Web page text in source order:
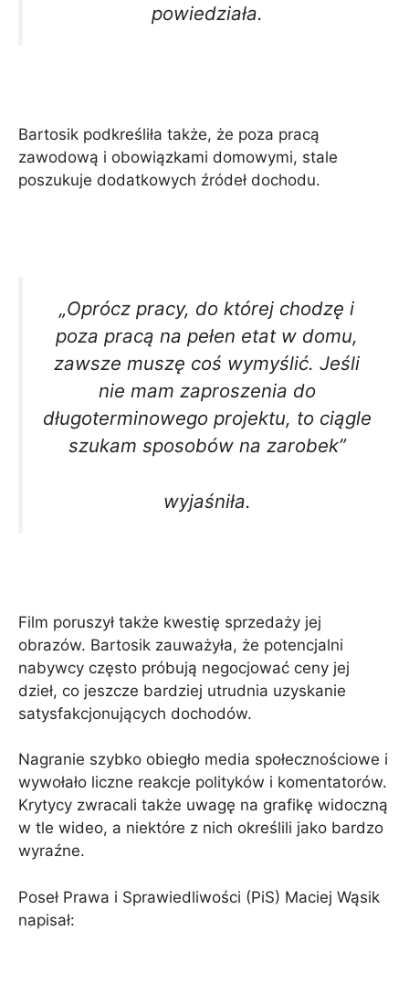
powiedziała.
Bartosik podkreśliła także, że poza pracą
zawodową i obowiązkami domowymi, stale
poszukuje dodatkowych źródeł dochodu.
„Oprócz pracy, do której chodzę i
poza pracą na pełen etat w domu,
zawsze muszę coś wymyślić. Jeśli
nie mam zaproszenia do
długoterminowego projektu, to ciągle
szukam sposobów na zarobek”
wyjaśniła.
Film poruszył także kwestię sprzedaży jej
obrazów. Bartosik zauważyła, że ​​potencjalni
nabywcy często próbują negocjować ceny jej
dzieł, co jeszcze bardziej utrudnia uzyskanie
satysfakcjonujących dochodów.
Nagranie szybko obiegło media społecznościowe i
wywołało liczne reakcje polityków i komentatorów.
Krytycy zwracali także uwagę na grafikę widoczną
w tle wideo, a niektóre z nich określili jako bardzo
wyraźne.
Poseł Prawa i Sprawiedliwości (PiS) Maciej Wąsik
napisał: